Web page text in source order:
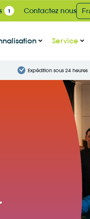
1 Contactez nous
Service
Expédition sous 24 heures